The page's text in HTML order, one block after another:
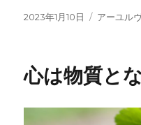
投
2023年1月10日
カ
ー
アーユル
心は物質と